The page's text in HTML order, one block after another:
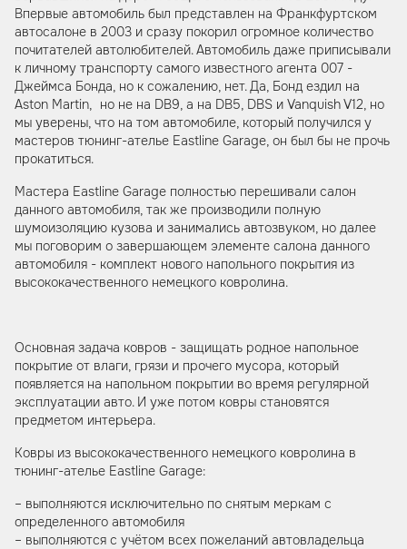
Впервые автомобиль был представлен на Франкфуртском
автосалоне в 2003 и сразу покорил огромное количество
почитателей автолюбителей. Автомобиль даже приписывали
к личному транспорту самого известного агента 007 -
Джеймса Бонда, но к сожалению, нет. Да, Бонд ездил на
Aston Martin, но не на DB9, а на DB5, DBS и Vanquish V12, но
мы уверены, что на том автомобиле, который получился у
мастеров тюнинг-ателье Eastline Garage, он был бы не прочь
прокатиться.
Мастера Eastline Garage полностью перешивали салон
данного автомобиля, так же производили полную
шумоизоляцию кузова и занимались автозвуком, но далее
мы поговорим о завершающем элементе салона данного
автомобиля - комплект нового напольного покрытия из
высококачественного немецкого ковролина.
Основная задача ковров - защищать родное напольное
покрытие от влаги, грязи и прочего мусора, который
появляется на напольном покрытии во время регулярной
эксплуатации авто. И уже потом ковры становятся
предметом интерьера.
Ковры из высококачественного немецкого ковролина в
тюнинг-ателье Eastline Garage:
– выполняются исключительно по снятым меркам с
определенного автомобиля
– выполняются с учётом всех пожеланий автовладельца